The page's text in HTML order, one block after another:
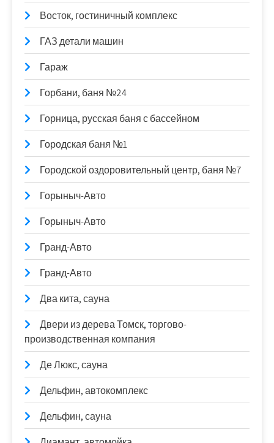
Восток, гостиничный комплекс
ГАЗ детали машин
Гараж
Горбани, баня №24
Горница, русская баня с бассейном
Городская баня №1
Городской оздоровительный центр, баня №7
Горыныч-Авто
Горыныч-Авто
Гранд-Авто
Гранд-Авто
Два кита, сауна
Двери из дерева Томск, торгово-
производственная компания
Де Люкс, сауна
Дельфин, автокомплекс
Дельфин, сауна